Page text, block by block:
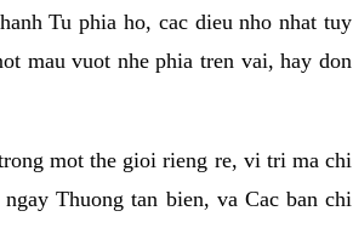
Tu phia ho, cac dieu nho nhat tuy
mau vuot nhe phia tren vai, hay don
mot the gioi rieng re, vi tri ma chi
Thuong tan bien, va Cac ban chi